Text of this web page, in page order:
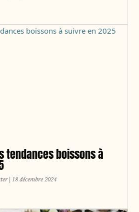
tendances boissons à
18 décembre 2024